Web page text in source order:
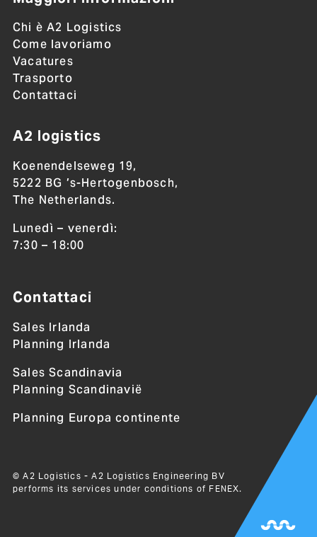
Chi è A2 Logistics
Come lavoriamo
Vacatures
Trasporto
Contattaci
A2 logistics
Koenendelseweg 19,
5222 BG ’s-Hertogenbosch,
The Netherlands.
Lunedì – venerdì:
7:30 – 18:00
Contattaci
Sales Irlanda
Planning Irlanda
Sales Scandinavia
Planning Scandinavië
Planning Europa continente
© A2 Logistics - A2 Logistics Engineering BV
performs its services under conditions of FENEX.